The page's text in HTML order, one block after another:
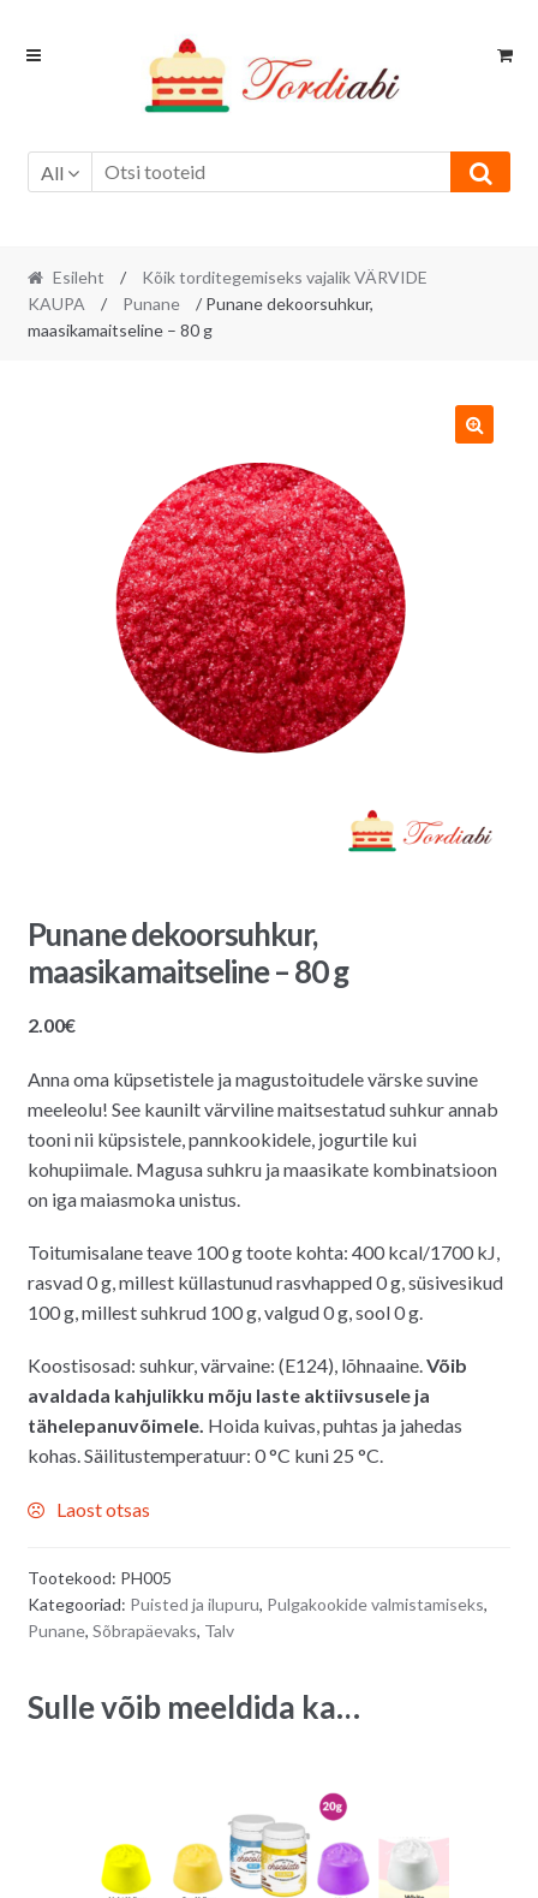
Skip
Skip
All
Esileht /
Kõik torditegemiseks vajalik VÄRVIDE
KAUPA
/ Punane
/ Punane dekoorsuhkur,
maasikamaitseline – 80 g
Punane dekoorsuhkur,
maasikamaitseline – 80 g
2.00€
Anna oma küpsetistele ja magustoitudele värske suvine
meeleolu! See kaunilt värviline maitsestatud suhkur annab
tooni nii küpsistele, pannkookidele, jogurtile kui
kohupiimale. Magusa suhkru ja maasikate kombinatsioon
on iga maiasmoka unistus.
Toitumisalane teave 100 g toote kohta: 400 kcal/1700 kJ,
rasvad 0 g, millest küllastunud rasvhapped 0 g, süsivesikud
100 g, millest suhkrud 100 g, valgud 0 g, sool 0 g.
Koostisosad: suhkur, värvaine: (E124), lõhnaaine.Võib
avaldada kahjulikku mõju laste aktiivsusele ja
tähelepanuvõimele. Hoida kuivas, puhtas ja jahedas
kohas. Säilitustemperatuur: 0 °C kuni 25 °C.
Laost otsas
Tootekood: PH005
Kategooriad: Puisted ja ilupuru, Pulgakookide valmistamiseks,
Punane, Sõbrapäevaks, Talv
Sulle võib meeldida ka…